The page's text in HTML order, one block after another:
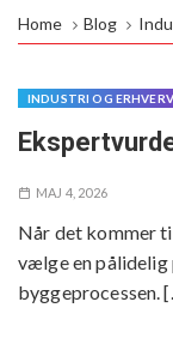
Home Blog
INDUSTRI OG ERHVERV
MAJ 4, 2026
Når det kommer
vælge en pålidelig
byggeprocessen.